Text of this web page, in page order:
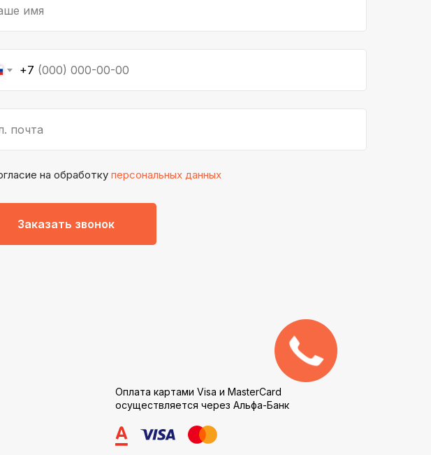
имя
+7
почта
на обработку персональных данных
Заказать звонок
Оплата картами Visa и MasterCard
осуществляется через Альфа-Банк